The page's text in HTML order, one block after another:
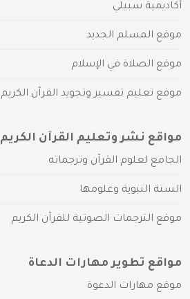
أكاديمية سبيلي
موقع المسلم الجديد
موقع الصلاة في الإسلام
موقع تعليم تفسير وتجويد القرآن الكريم
مواقع نشر وتعليم القرآن الكريم
الجامع لعلوم القرآن وترجماته
السنة النبوية وعلومها
موقع الترجمات الصوتية للقرآن الكريم
مواقع تطوير مهارات الدعاة
موقع مهارات الدعوة